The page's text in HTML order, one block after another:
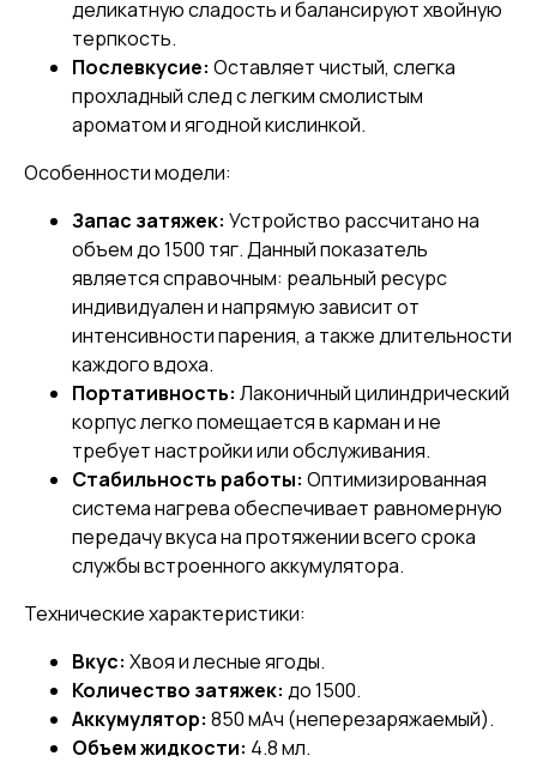
деликатную сладость и балансируют хвойную
терпкость.
Послевкусие: Оставляет чистый, слегка
прохладный след с легким смолистым
ароматом и ягодной кислинкой.
Особенности модели:
Запас затяжек: Устройство рассчитано на
объем до 1500 тяг. Данный показатель
является справочным: реальный ресурс
индивидуален и напрямую зависит от
интенсивности парения, а также длительности
каждого вдоха.
Портативность: Лаконичный цилиндрический
корпус легко помещается в карман и не
требует настройки или обслуживания.
Стабильность работы: Оптимизированная
система нагрева обеспечивает равномерную
передачу вкуса на протяжении всего срока
службы встроенного аккумулятора.
Технические характеристики:
Вкус: Хвоя и лесные ягоды.
Количество затяжек: до 1500.
Аккумулятор: 850 мАч (неперезаряжаемый).
Объем жидкости: 4.8 мл.